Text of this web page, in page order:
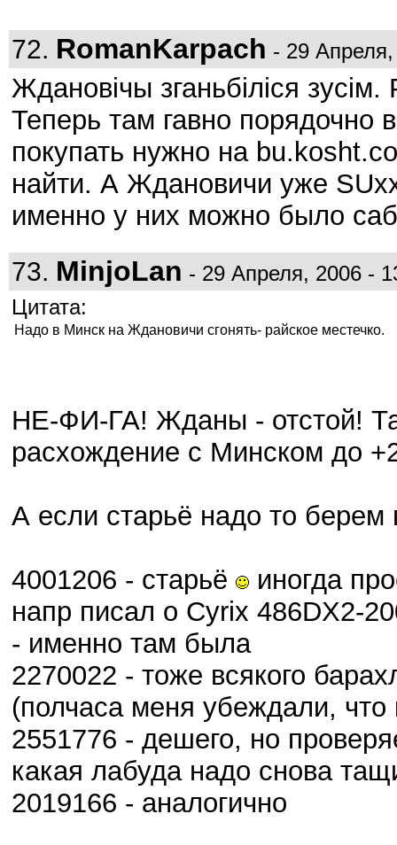
72. RomanKarpach - 29
Ждановічы зганьбіліся
Теперь там гавно порядочно
покупать нужно на
найти. А Ждановичи уже
именно у них можно было
73. MinjoLan - 29 Апреля, 2006 -
Цитата:
Надо в Минск на Ждановичи сгонять- райское местечко.
НЕ-ФИ-ГА! Жданы - отстой!
расхождение с Минском до
А если старьё надо то берем
4001206 - старьё
иногда
напр писал о Cyrix 486DX2-
- именно там была
2270022 - тоже всякого
(полчаса меня убеждали,
2551776 - дешего, но
какая лабуда надо снова
2019166 - аналогично